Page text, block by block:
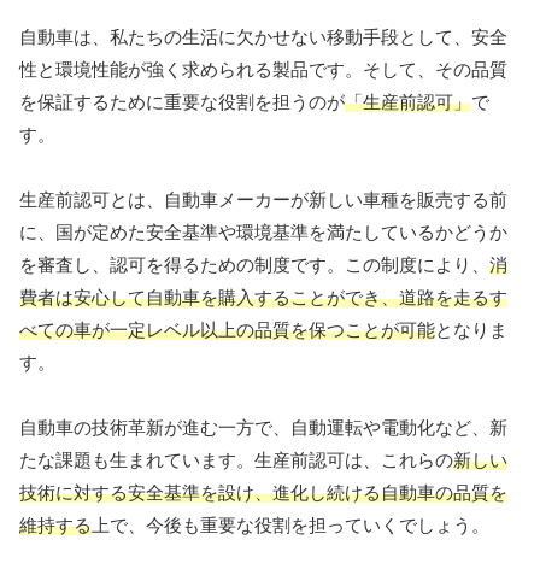
自動車は、私たちの生活に欠かせない移動手段として、安全
性と環境性能が強く求められる製品です。そして、その品質
を保証するために重要な役割を担うのが「生産前認可」で
す。
生産前認可とは、自動車メーカーが新しい車種を販売する前
に、国が定めた安全基準や環境基準を満たしているかどうか
を審査し、認可を得るための制度です。この制度により、 消
費者は安心して自動車を購入することができ、道路を走るす
べての車が一定レベル以上の品質を保つことが可能となりま
す。
自動車の技術革新が進む一方で、自動運転や電動化など、新
たな課題も生まれています。生産前認可は、これらの新しい
技術に対する安全基準を設け、進化し続ける自動車の品質を
維持する 上で、今後も重要な役割を担っていくでしょう。